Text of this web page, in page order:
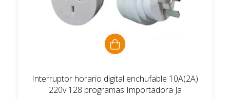
Interruptor horario digital enchufable 10A(2A)
220v 128 programas Importadora Ja